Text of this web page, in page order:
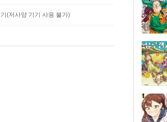
(저사양 기기 사용 불가)